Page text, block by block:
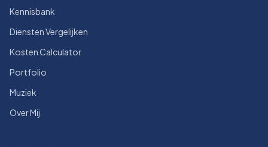
Kennisbank
Diensten Vergelijken
Kosten Calculator
Portfolio
Muziek
Over Mij